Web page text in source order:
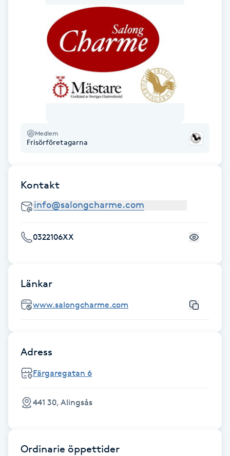
Hudföryngring
Huduppstramning
Hyaluronsyra
Hypnos
Hårborttagning
Hårbottenbehandling
Hårförlängning
Hårvård
Hälsa
Hälsprickor
Medlem
Frisörföretagarna
Kontakt
0322106XX
Länkar
www.salongcharme.com
Adress
Färgaregatan 6
441 30, Alingsås
Ordinarie öppettider